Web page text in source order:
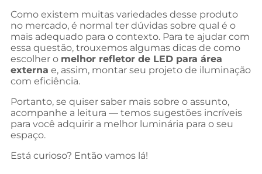
Como existem muitas variedades desse produto
no mercado, é normal ter dúvidas sobre qual é o
mais adequado para o contexto. Para te ajudar com
essa questão, trouxemos algumas dicas de como
escolher o melhor refletor de LED para área
externa e, assim, montar seu projeto de iluminação
com eficiência.
Portanto, se quiser saber mais sobre o assunto,
acompanhe a leitura — temos sugestões incríveis
para você adquirir a melhor luminária para o seu
espaço.
Está curioso? Então vamos lá!